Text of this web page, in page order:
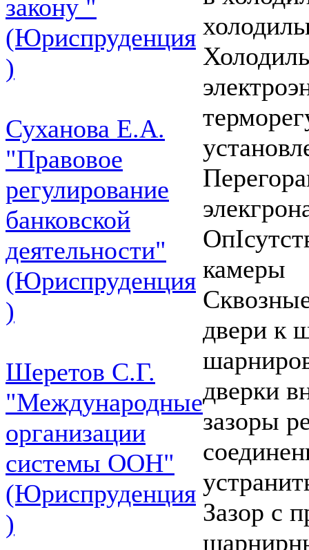
закону "
(Юриспруденция
)
Суханова Е.А.
"Правовое
регулирование
банковской
деятельности"
(Юриспруденция
)
Шеретов С.Г.
"Международные
организации
системы ООН"
(Юриспруденция
)
камеры
двери к
дверки
зазоры
Зазор с